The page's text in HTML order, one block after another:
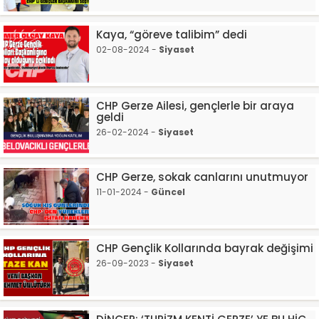
Kaya, “göreve talibim” dedi
02-08-2024 - Siyaset
CHP Gerze Ailesi, gençlerle bir araya
geldi
26-02-2024 - Siyaset
CHP Gerze, sokak canlarını unutmuyor
11-01-2024 - Güncel
CHP Gençlik Kollarında bayrak değişimi
26-09-2023 - Siyaset